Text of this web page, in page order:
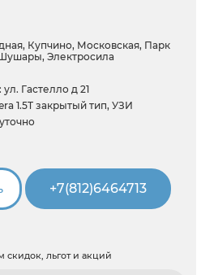
Купчино, Московская, Парк
Электросила
Гастелло д 21
1.5T закрытый тип, УЗИ
+7(812)6464713
скидок, льгот и акций